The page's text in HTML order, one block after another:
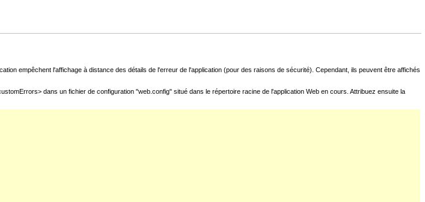
empêchent l'affichage à distance des détails de l'erreur de l'application (pour des raisons de sécurité). Cependant, ils peuvent être affichés
dans un fichier de configuration "web.config" situé dans le répertoire racine de l'application Web en cours. Attribuez ensuite la